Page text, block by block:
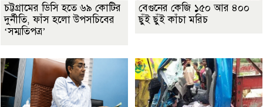
চট্টগ্রামের ডিসি হতে ৬৯ কোটির
দুর্নীতি, ফাঁস হলো উপসচিবের
‘সম্মতিপত্র’
বেগুনের কেজি ১৫০ আর ৪০০
ছুঁই ছুঁই কাঁচা মরিচ